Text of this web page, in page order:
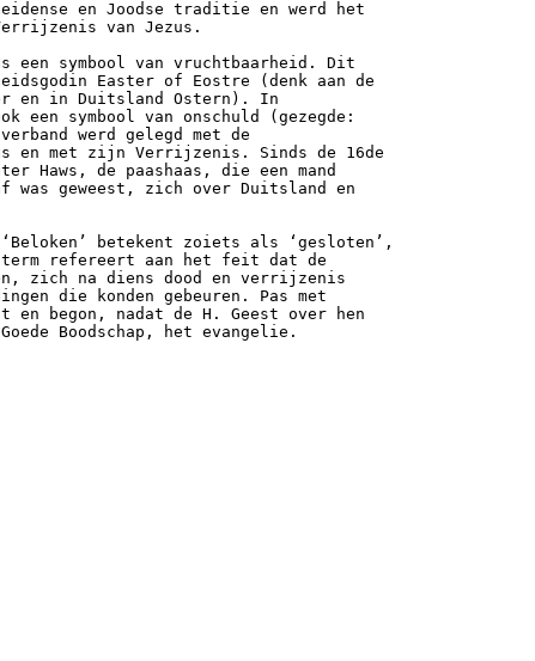
en Joodse traditie en werd het
van Jezus.
een symbool van vruchtbaarheid. Dit
Easter of Eostre (denk aan de
en in Duitsland Ostern). In
symbool van onschuld (gezegde:
werd gelegd met de
en met zijn Verrijzenis. Sinds de 16de
Haws, de paashaas, die een mand
was geweest, zich over Duitsland en
betekent zoiets als ‘gesloten’,
refereert aan het feit dat de
zich na diens dood en verrijzenis
die konden gebeuren. Pas met
begon, nadat de H. Geest over hen
Boodschap, het evangelie.